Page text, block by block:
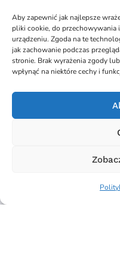
Aby zapewnić jak najlepsze
pliki cookie, do
urządzeniu. Zgoda na te
jak zachowanie podczas
stronie. Brak wyrażenia zgody
wpłynąć na niektóre cechy i
ul.
NIP